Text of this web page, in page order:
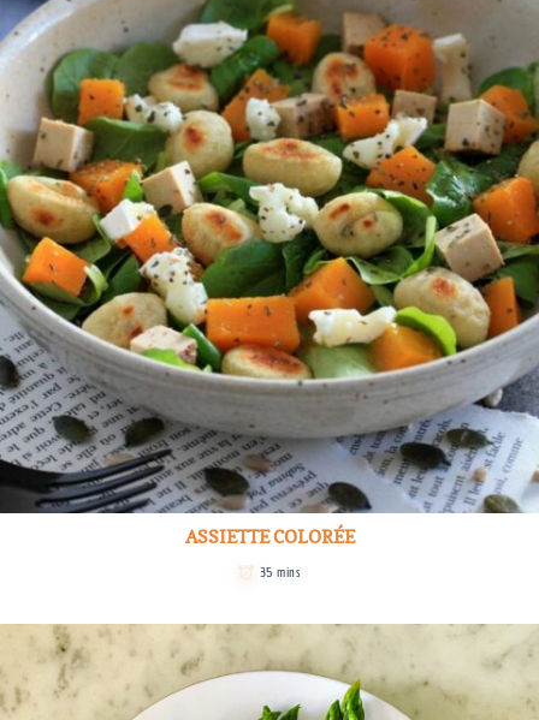
ASSIETTE COLORÉE
35 mins